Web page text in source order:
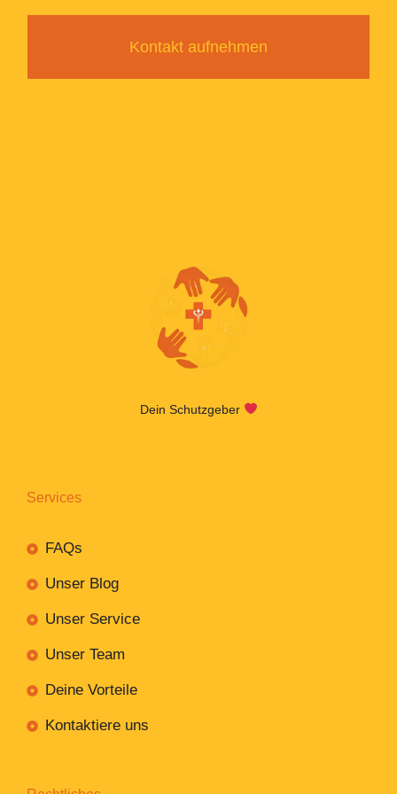
Kontakt aufnehmen
Dein Schutzgeber
Services
FAQs
Unser Blog
Unser Service
Unser Team
Deine Vorteile
Kontaktiere uns